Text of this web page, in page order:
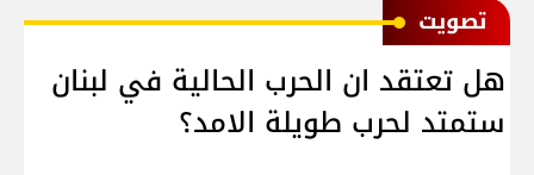
ﺗﺼﻮﻳﺖ
هل تعتقد ان الحرب الحالية في لبنان
ستمتد لحرب طويلة الامد؟